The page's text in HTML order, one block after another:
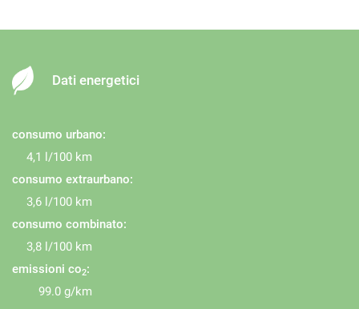
Dati energetici
consumo urbano:
4,1 l/100 km
consumo extraurbano:
3,6 l/100 km
consumo combinato:
3,8 l/100 km
emissioni co2:
99.0 g/km